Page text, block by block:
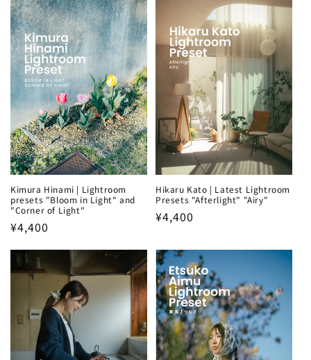
Kimura Hinami | Lightroom
presets "Bloom in Light" and
"Corner of Light"
Regular
¥4,400
Hikaru Kato | Latest Lightroom
Presets "Afterlight" "Airy"
Regular
¥4,400